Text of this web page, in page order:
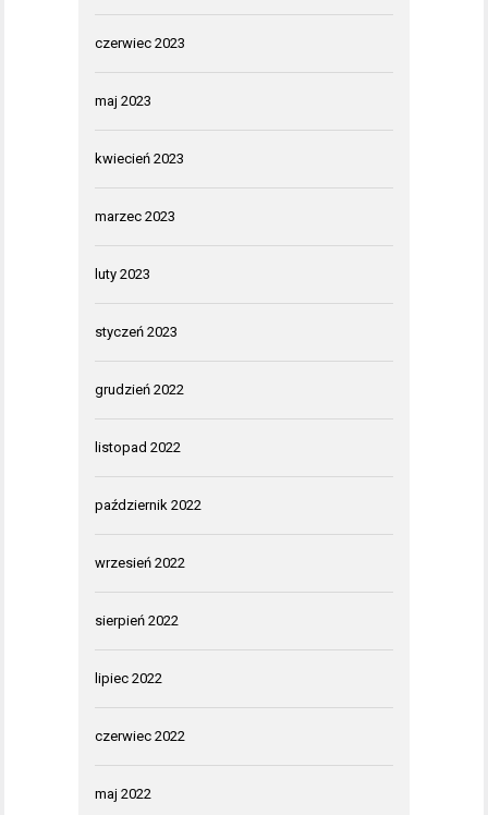
czerwiec 2023
maj 2023
kwiecień 2023
marzec 2023
luty 2023
styczeń 2023
grudzień 2022
listopad 2022
październik 2022
wrzesień 2022
sierpień 2022
lipiec 2022
czerwiec 2022
maj 2022